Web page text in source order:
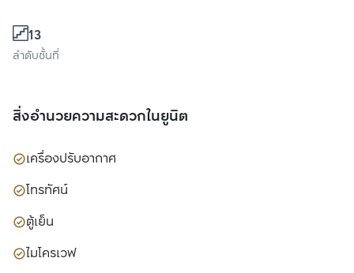
13
ลำดับชั้นที่
สิ่งอำนวยความสะดวกในยูนิต
เครื่องปรับอากาศ
โทรทัศน์
ตู้เย็น
ไมโครเวฟ